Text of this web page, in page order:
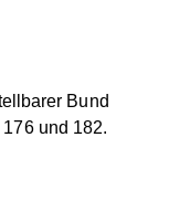
Bund
und 182.